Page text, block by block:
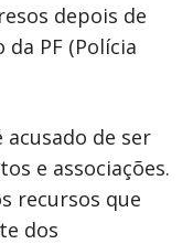
depois de
PF (Polícia
acusado de ser
e associações.
recursos que
dos